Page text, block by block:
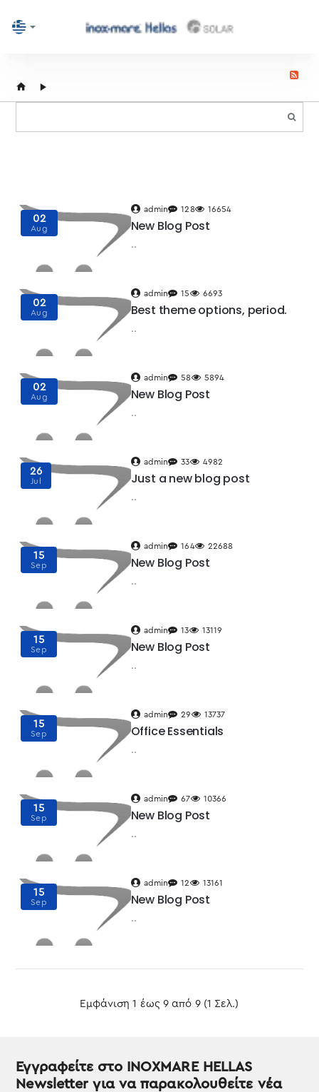
home
02
Aug
admin 128 16654
New Blog Post
..
02
Aug
admin 15 6693
Best theme options, period.
..
02
Aug
admin 58 5894
New Blog Post
..
26
Jul
admin 33 4982
Just a new blog post
..
15
Sep
admin 164 22688
New Blog Post
..
15
Sep
admin 13 13119
New Blog Post
..
15
Sep
admin 29 13737
Office Essentials
..
15
Sep
admin 67 10366
New Blog Post
..
15
Sep
admin 12 13161
New Blog Post
..
Εμφάνιση 1 έως 9 από 9 (1 Σελ.)
Εγγραφείτε στο INOXMARE HELLAS
Newsletter για να παρακολουθείτε νέα